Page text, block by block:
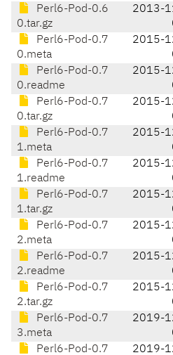
Perl6-Pod-0.6
0.tar.gz
2013-
Perl6-Pod-0.7
0.meta
2015-
Perl6-Pod-0.7
0.readme
2015-
Perl6-Pod-0.7
0.tar.gz
2015-
Perl6-Pod-0.7
1.meta
2015-
Perl6-Pod-0.7
1.readme
2015-
Perl6-Pod-0.7
1.tar.gz
2015-
Perl6-Pod-0.7
2.meta
2015-
Perl6-Pod-0.7
2.readme
2015-
Perl6-Pod-0.7
2.tar.gz
2015-
Perl6-Pod-0.7
3.meta
2019-
Perl6-Pod-0.7
2019-